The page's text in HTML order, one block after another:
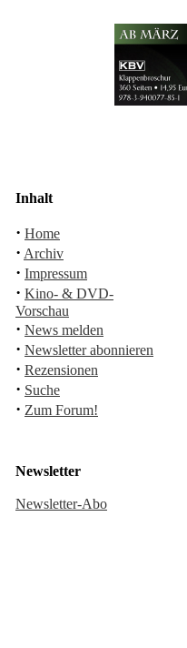
Inhalt
· Home
· Archiv
· Impressum
· Kino- & DVD-
Vorschau
· News melden
· Newsletter abonnieren
· Rezensionen
· Suche
· Zum Forum!
Newsletter
Newsletter-Abo